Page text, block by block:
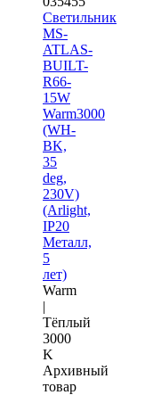
Светильник
MS-
ATLAS-
BUILT-
R66-
15W
Warm3000
(WH-
BK,
35
deg,
230V)
(Arlight,
IP20
Металл,
5
лет)
Warm
|
Тёплый
3000
K
Архивный
товар